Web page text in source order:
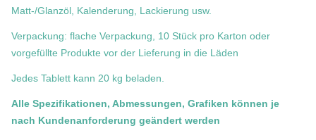
Matt-/Glanzöl, Kalenderung, Lackierung usw.
Verpackung: flache Verpackung, 10 Stück pro Karton oder
vorgefüllte Produkte vor der Lieferung in die Läden
Jedes Tablett kann 20 kg beladen.
Alle Spezifikationen, Abmessungen, Grafiken können je
nach Kundenanforderung geändert werden